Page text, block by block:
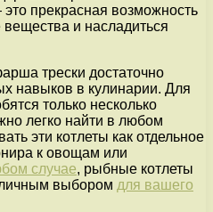
прекрасная возможность
вещества и насладиться
трески достаточно
навыков в кулинарии. Для
только несколько
легко найти в любом
эти котлеты как отдельное
к овощам или
случае, рыбные котлеты
выбором для вашего